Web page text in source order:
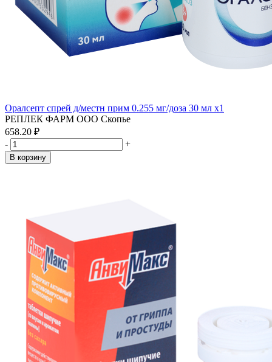
Оралсепт спрей д/местн прим 0.255 мг/доза 30 мл x1
РЕПЛЕК ФАРМ ООО Скопье
658.20 ₽
-
+
В корзину